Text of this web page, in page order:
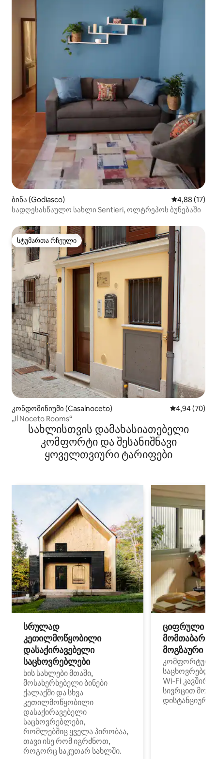
ბინა (Godiasco) საშუალო
4,88 (17)
სადღესასწაულო სახლი Sentieri, ოლტრეპოს ბუნებაში
სტუმართა რჩეული
სტუმართა რჩეული
კონდომინიუმი (Casalnoceto) საშუალო
4,94 (70)
„Il Noceto Rooms“
სახლისთვის დამახასიათებელი
კომფორტი და შესანიშნავი
ყოველთვიური ტარიფები
სრულად
კეთილმოწყობილი
დასაქირავებელი
საცხოვრებლები
ხის სახლები მთაში,
მოსახერხებელი ბინები
ქალაქში და სხვა
კეთილმოწყობილი
დასაქირავებელი
საცხოვრებლები,
რომლებშიც ყველა პირობაა,
თავი ისე რომ იგრძნოთ,
როგორც საკუთარ სახლში.
ციფრული
მოგზაური
კომფორტული
Wi‑Fi
სივრცით
დისტანციური